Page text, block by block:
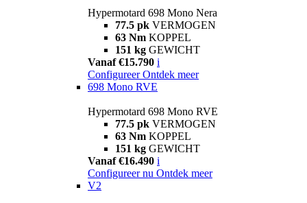
Hypermotard 698 Mono Nera
77.5 pk VERMOGEN
63 Nm KOPPEL
151 kg GEWICHT
Vanaf €15.790 i
Configureer Ontdek meer
698 Mono RVE
Hypermotard 698 Mono RVE
77.5 pk VERMOGEN
63 Nm KOPPEL
151 kg GEWICHT
Vanaf €16.490 i
Configureer nu Ontdek meer
V2